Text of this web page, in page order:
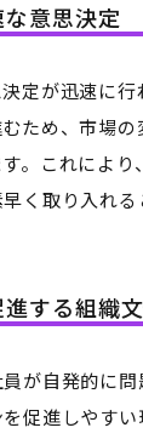
意思決定
定が迅速に行
ため、市場の
。これにより
く取り入れ
する組織
が自発的に
促進しやす